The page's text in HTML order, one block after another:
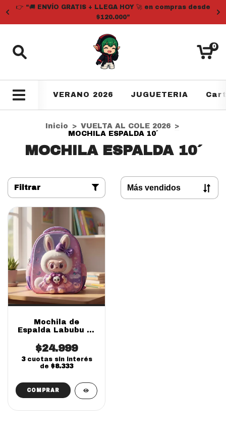
👉 “🚚 ENVÍO GRATIS + LLEGA HOY 🚀 en compras desde
$120.000”
0
VERANO 2026 JUGUETERIA
Inicio > VUELTA AL COLE 2026 >
MOCHILA ESPALDA 10´
MOCHILA ESPALDA 10´
Filtrar
Mochila de
Espalda Labubu 12
3D
$24.999
3 cuotas sin interés
de $8.333
COMPRAR